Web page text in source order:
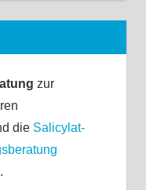
zur
die Salicylat-